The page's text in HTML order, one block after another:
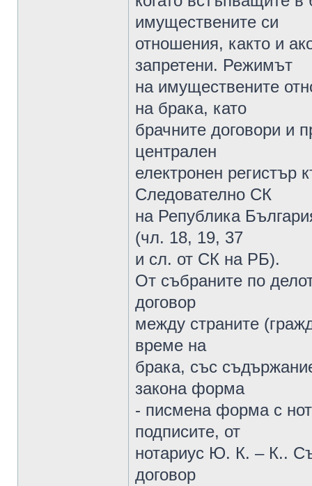
имуществените си
отношения, както и
запретени. Режимът
на имуществените
на брака, като
брачните договори и
централен
електронен регистър
Следователно СК
на Република
(чл. 18, 19, 37
и сл. от СК на РБ).
От събраните по
договор
между страните
време на
брака, със
закона форма
- писмена форма с
подписите, от
нотариус Ю. К. – К..
договор